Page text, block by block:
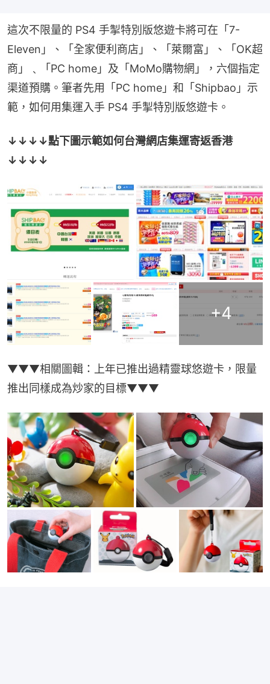
這次不限量的 PS4 手掣特別版悠遊卡將可在「7-
Eleven」、「全家便利商店」、「萊爾富」、「OK超
商」﹑「PC home」及「MoMo購物網」，六個指定
渠道預購。筆者先用「PC home」和「Shipbao」示
範，如何用集運入手 PS4 手掣特別版悠遊卡。
↓↓↓↓點下圖示範如何台灣網店集運寄返香港
↓↓↓↓
+4
▼▼▼相關圖輯：上年已推出過精靈球悠遊卡，限量
推出同樣成為炒家的目標▼▼▼